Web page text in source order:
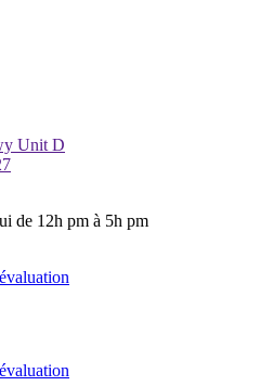
Unit D
de 12h pm à 5h pm